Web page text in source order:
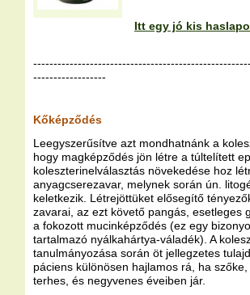
Itt egy jó kis
------------------
Kőképződés
Leegyszerűsítve azt mondhatnánk a
hogy magképződés jön létre a túltelített
koleszterinelválasztás növekedése hoz
anyagcserezavar, melynek során ún.
keletkezik. Létrejöttüket elősegítő
zavarai, az ezt követő pangás, esetleges
a fokozott mucinképződés (ez egy
tartalmazó nyálkahártya-váladék). A
tanulmányozása során öt jellegzetes
páciens különösen hajlamos rá, ha
terhes, és negyvenes éveiben jár.